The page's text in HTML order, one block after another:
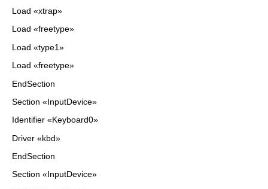
Load «xtrap»
Load «freetype»
Load «type1»
Load «freetype»
EndSection
Section «InputDevice»
Identifier «Keyboard0»
Driver «kbd»
EndSection
Section «InputDevice»